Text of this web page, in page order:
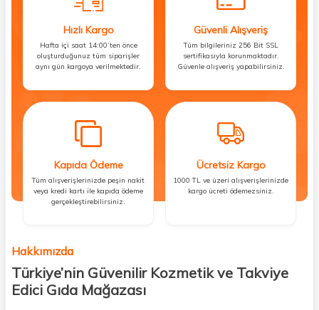
Hızlı Kargo
Hafta içi saat 14:00’ten önce
oluşturduğunuz tüm siparişler
aynı gün kargoya verilmektedir.
Güvenli Alışveriş
Tüm bilgileriniz 256 Bit SSL
sertifikasıyla korunmaktadır.
Güvenle alışveriş yapabilirsiniz.
Kapıda Ödeme
Tüm alışverişlerinizde peşin nakit
veya kredi kartı ile kapıda ödeme
gerçekleştirebilirsiniz.
Ücretsiz Kargo
1000 TL ve üzeri alışverişlerinizde
kargo ücreti ödemezsiniz.
Hakkımızda
Türkiye’nin Güvenilir Kozmetik ve Takviye
Edici Gıda Mağazası